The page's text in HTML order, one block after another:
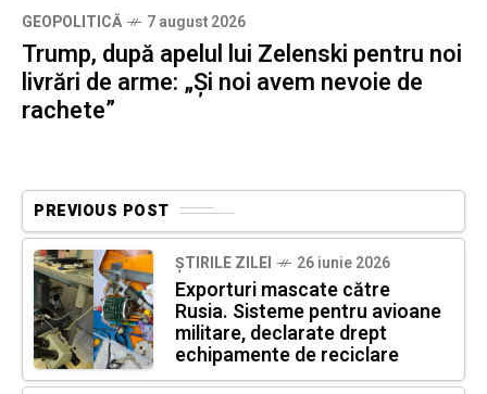
GEOPOLITICĂ 7 august 2026
Trump, după apelul lui Zelenski pentru noi
livrări de arme: „Și noi avem nevoie de
rachete”
PREVIOUS POST
ȘTIRILE ZILEI 26 iunie 2026
Exporturi mascate către
Rusia. Sisteme pentru avioane
militare, declarate drept
echipamente de reciclare